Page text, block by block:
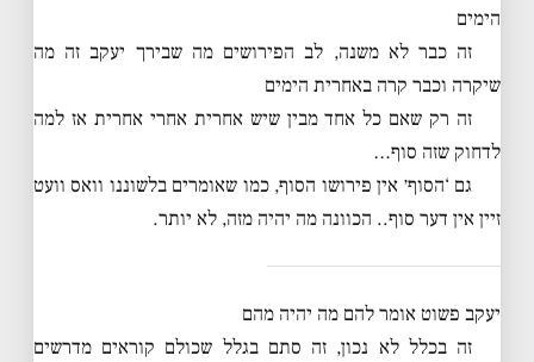
הימים
זה כבר לא משנה, לב הפירושים מה שבירך יעקב זה מה
שיקרה וכבר קרה באחרית הימים
זה רק שאם כל אחד מבין שיש אחרית אחרי אחרית אז למה
לדחוק שזה סוף…
גם ‘הסוף׳ אין פירושו הסוף, כמו שאומרים בלשוננו וואס וועט
זיין אין דער סוף.. הכוונה מה יהיה מזה, לא יותר.
יעקב פשוט אומר להם מה יהיה מהם
זה בכלל לא נכון, זה סתם בגלל שכולם קוראים מדרשים